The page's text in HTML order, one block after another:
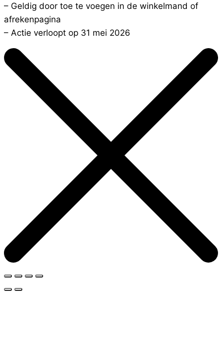
– Geldig door toe te voegen in de winkelmand of
afrekenpagina
– Actie verloopt op 31 mei 2026